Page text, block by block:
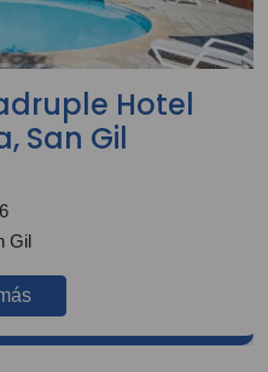
Hotel
San Gil
Gil